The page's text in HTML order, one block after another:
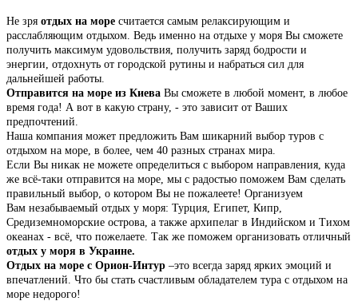
Не зря отдых на море считается самым релаксирующим и
расслабляющим отдыхом. Ведь именно на отдыхе у моря Вы сможете
получить максимум удовольствия, получить заряд бодрости и
энергии, отдохнуть от городской рутины и набраться сил для
дальнейшей работы.
Отправится на море из Киева Вы сможете в любой момент, в любое
время года! А вот в какую страну, - это зависит от Ваших
предпочтений.
Наша компания может предложить Вам шикарний выбор туров с
отдыхом на море, в более, чем 40 разных странах мира.
Если Вы никак не можете определиться с выбором направления, куда
же всё-таки отправится на море, мы с радостью поможем Вам сделать
правильный выбор, о котором Вы не пожалеете! Организуем
Вам незабываемый отдых у моря: Турция, Египет, Кипр,
Средиземноморские острова, а также архипелаг в Индийском и Тихом
океанах - всё, что пожелаете. Так же поможем организовать отличный
отдых у моря в Украине.
Отдых на море с Орион-Интур –это всегда заряд ярких эмоций и
впечатлений. Что бы стать счастливым обладателем тура с отдыхом на
море недорого!